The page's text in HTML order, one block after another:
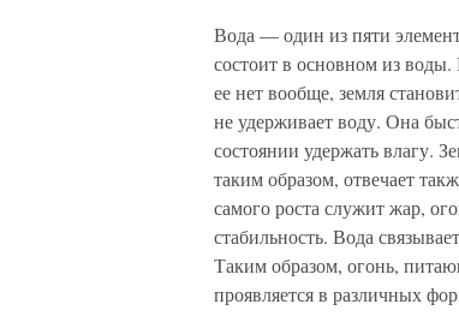
Вода — один из пяти
состоит в основном из воды.
ее нет вообще, земля
не удерживает воду. Она
состоянии удержать влагу.
таким образом, отвечает
самого роста служит жар,
стабильность. Вода
Таким образом, огонь,
проявляется в различных